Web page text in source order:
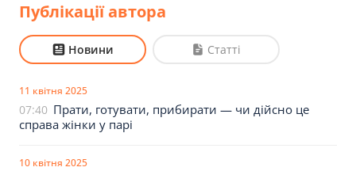
Публікації автора
Новини Статті
11 квітня 2025
07:40 Прати, готувати, прибирати — чи дійсно це
справа жінки у парі
10 квітня 2025